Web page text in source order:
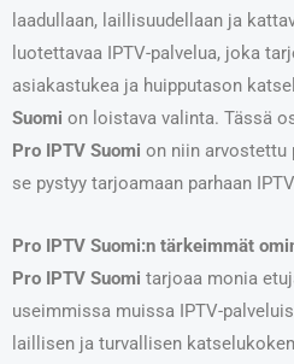
laadullaan, laillisuudellaan ja
luotettavaa IPTV-palvelua, joka
asiakastukea ja huipputason
Suomi on loistava valinta. Tässä
Pro IPTV Suomi on niin arvostettu
se pystyy tarjoamaan parhaan
Pro IPTV Suomi:n tärkeimmät
Pro IPTV Suomi tarjoaa monia
useimmissa muissa IPTV-
laillisen ja turvallisen